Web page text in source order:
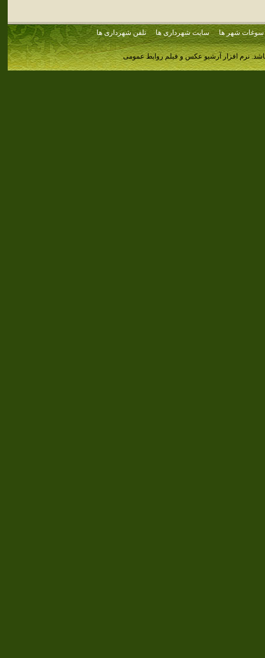
سوغات شهر ها سایت شهرداری ها تلفن شهرداری ها
نرم افزار آرشیو عکس و فیلم روابط عمومی